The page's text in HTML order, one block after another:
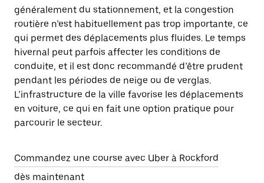
généralement du stationnement, et la congestion
routière n’est habituellement pas trop importante, ce
qui permet des déplacements plus fluides. Le temps
hivernal peut parfois affecter les conditions de
conduite, et il est donc recommandé d’être prudent
pendant les périodes de neige ou de verglas.
L’infrastructure de la ville favorise les déplacements
en voiture, ce qui en fait une option pratique pour
parcourir le secteur.
Commandez une course avec Uber à Rockford
dès maintenant